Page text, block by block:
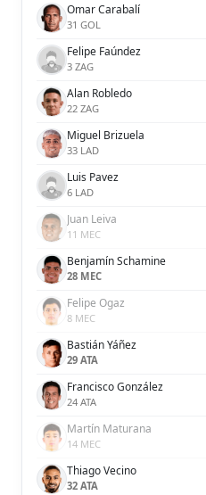
Omar Carabalí
31 GOL
Felipe Faúndez
3 ZAG
Alan Robledo
22 ZAG
Miguel Brizuela
33 LAD
Luis Pavez
6 LAD
Juan Leiva
11 MEC
Benjamín Schamine
28 MEC
Felipe Ogaz
8 MEC
Bastián Yáñez
29 ATA
Francisco González
24 ATA
Martín Maturana
14 MEC
Thiago Vecino
32 ATA